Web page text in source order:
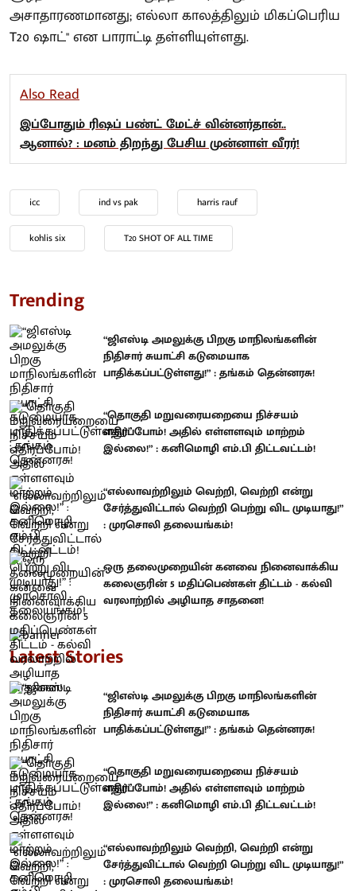
அசாதாரணமானது; எல்லா காலத்திலும் மிகப்பெரிய
T20 ஷாட்" என பாராட்டி தள்ளியுள்ளது.
Also Read
இப்போதும் ரிஷப் பண்ட் மேட்ச் வின்னர்தான்..
ஆனால்? : மனம் திறந்து பேசிய முன்னாள் வீரர்!
icc ind vs pak harris rauf
kohlis six T20 SHOT OF ALL TIME
Trending
“ஜிஎஸ்டி அமலுக்கு பிறகு மாநிலங்களின்
நிதிசார் சுயாட்சி கடுமையாக
பாதிக்கப்பட்டுள்ளது!” : தங்கம் தென்னரசு!
“தொகுதி மறுவரையறையை நிச்சயம்
எதிர்ப்போம்! அதில் எள்ளளவும் மாற்றம்
இல்லை!” : கனிமொழி எம்.பி திட்டவட்டம்!
“எல்லாவற்றிலும் வெற்றி, வெற்றி என்று
சேர்த்துவிட்டால் வெற்றி பெற்று விட முடியாது!”
: முரசொலி தலையங்கம்!
ஒரு தலைமுறையின் கனவை நினைவாக்கிய
கலைஞரின் 5 மதிப்பெண்கள் திட்டம் - கல்வி
வரலாற்றில் அழியாத சாதனை!
Latest Stories
“ஜிஎஸ்டி அமலுக்கு பிறகு மாநிலங்களின்
நிதிசார் சுயாட்சி கடுமையாக
பாதிக்கப்பட்டுள்ளது!” : தங்கம் தென்னரசு!
“தொகுதி மறுவரையறையை நிச்சயம்
எதிர்ப்போம்! அதில் எள்ளளவும் மாற்றம்
இல்லை!” : கனிமொழி எம்.பி திட்டவட்டம்!
“எல்லாவற்றிலும் வெற்றி, வெற்றி என்று
சேர்த்துவிட்டால் வெற்றி பெற்று விட முடியாது!”
: முரசொலி தலையங்கம்!